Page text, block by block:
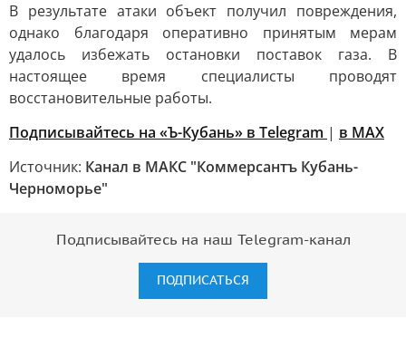
В результате атаки объект получил повреждения,
однако благодаря оперативно принятым мерам
удалось избежать остановки поставок газа. В
настоящее время специалисты проводят
восстановительные работы.
Подписывайтесь на «Ъ-Кубань» в Telegram | в MAX
Источник: Канал в МАКС "Коммерсантъ Кубань-
Черноморье"
Подписывайтесь на наш Telegram-канал
ПОДПИСАТЬСЯ